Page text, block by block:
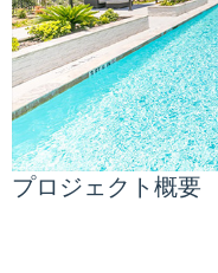
プロジェクト概要